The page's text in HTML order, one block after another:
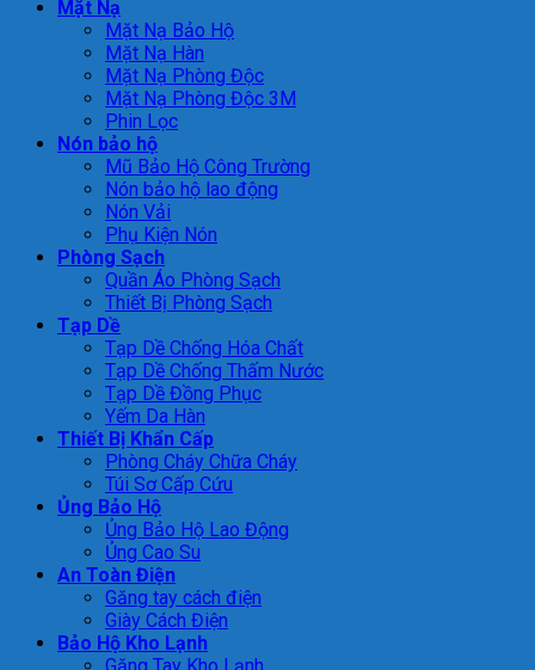
Mặt Nạ
Mặt Nạ Bảo Hộ
Mặt Nạ Hàn
Mặt Nạ Phòng Độc
Mặt Nạ Phòng Độc 3M
Phin Lọc
Nón bảo hộ
Mũ Bảo Hộ Công Trường
Nón bảo hộ lao động
Nón Vải
Phụ Kiện Nón
Phòng Sạch
Quần Áo Phòng Sạch
Thiết Bị Phòng Sạch
Tạp Dề
Tạp Dề Chống Hóa Chất
Tạp Dề Chống Thấm Nước
Tạp Dề Đồng Phục
Yếm Da Hàn
Thiết Bị Khẩn Cấp
Phòng Cháy Chữa Cháy
Túi Sơ Cấp Cứu
Ủng Bảo Hộ
Ủng Bảo Hộ Lao Động
Ủng Cao Su
An Toàn Điện
Găng tay cách điện
Giày Cách Điện
Bảo Hộ Kho Lạnh